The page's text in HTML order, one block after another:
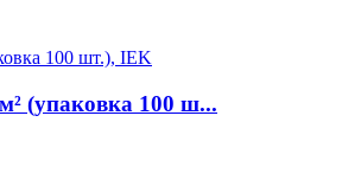
(упаковка 100 ш...